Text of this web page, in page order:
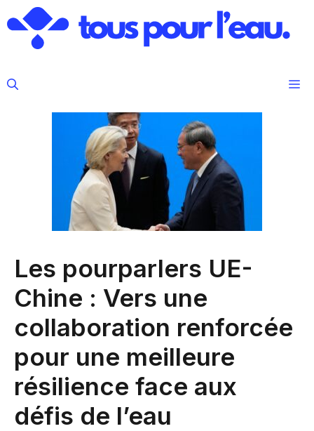
au
contenu
Les pourparlers UE-
Chine : Vers une
collaboration renforcée
pour une meilleure
résilience face aux
défis de l’eau